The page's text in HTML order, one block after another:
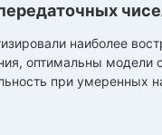
наиболее
оптимальны
при умеренных